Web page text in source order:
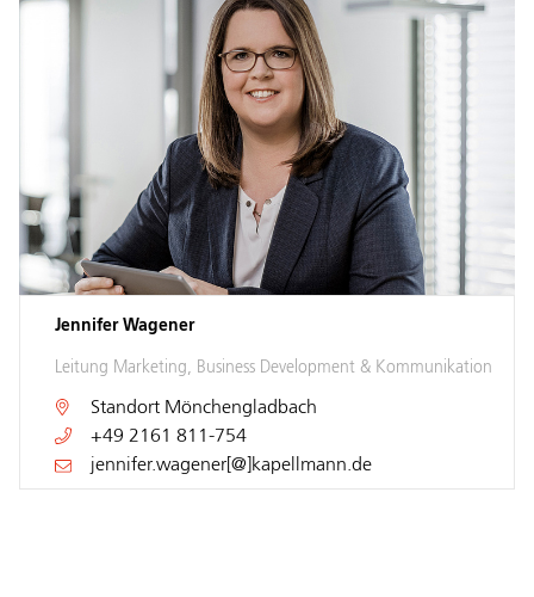
Jennifer Wagener
Leitung Marketing, Business Development & Kommunikation
Standort Mönchengladbach
+49 2161 811-754
jennifer.wagener[@]kapellmann.de